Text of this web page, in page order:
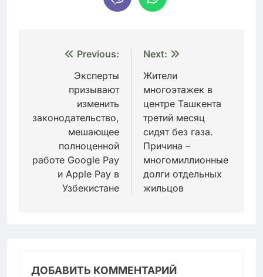
Навигация
записям
Previous:
Эксперты
призывают
изменить
законодательство,
мешающее
полноценной
работе Google Pay
и Apple Pay в
Узбекистане
Next:
Жители
многоэтажек в
центре Ташкента
третий месяц
сидят без газа.
Причина –
многомиллионные
долги отдельных
жильцов
ДОБАВИТЬ КОММЕНТАРИЙ